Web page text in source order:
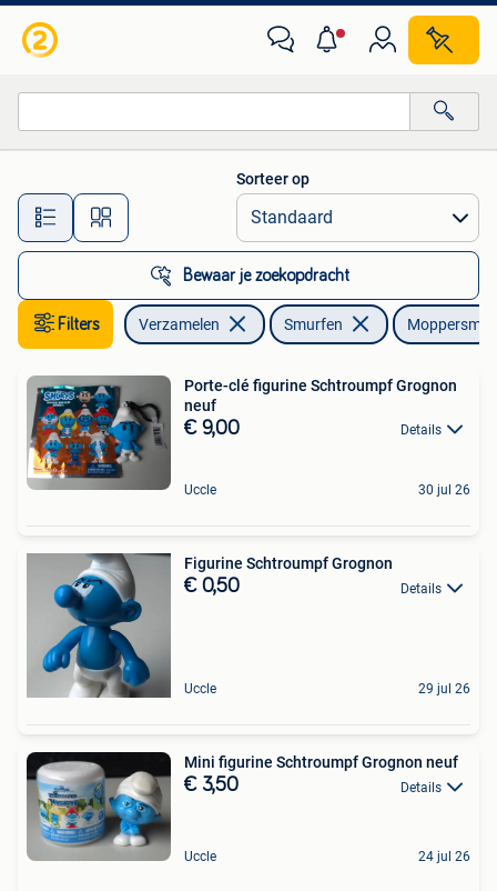
Alle afstanden…
Sorteer op
Bewaar je zoekopdracht
Filters Verzamelen Smurfen
Porte-clé figurine Schtroumpf Grognon
neuf
€ 9,00 Details
Uccle 30 jul 26
Figurine Schtroumpf Grognon
€ 0,50 Details
Uccle 29 jul 26
Mini figurine Schtroumpf Grognon neuf
€ 3,50 Details
Uccle 24 jul 26